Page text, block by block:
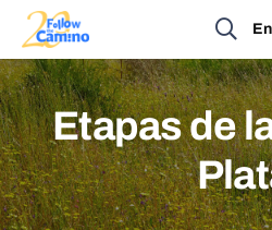
En
Etapas de